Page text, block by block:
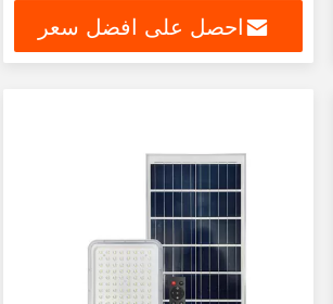
احصل على افضل سعر